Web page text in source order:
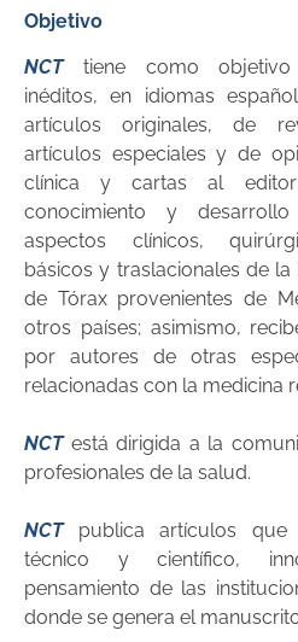
Objetivo
NCT
tiene como objetivo
inéditos, en idiomas
artículos originales, de
artículos especiales y de
clínica y cartas al
conocimiento y
aspectos clínicos,
básicos y traslacionales de
de Tórax provenientes de
otros países; asimismo,
por autores de otras
relacionadas con la medicina
NCTestá dirigida a la
profesionales de la salud.
NCTpublica artículos que
técnico y científico,
pensamiento de las
donde se genera el